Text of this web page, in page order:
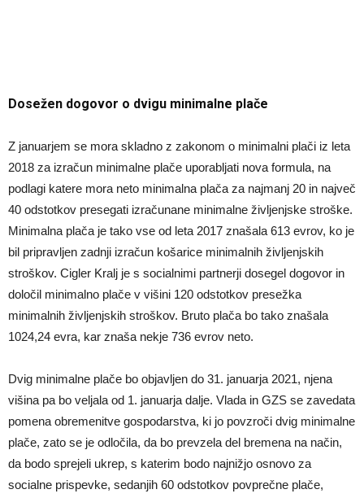
Dosežen dogovor o dvigu minimalne plače
Z januarjem se mora skladno z zakonom o minimalni plači iz leta
2018 za izračun minimalne plače uporabljati nova formula, na
podlagi katere mora neto minimalna plača za najmanj 20 in največ
40 odstotkov presegati izračunane minimalne življenjske stroške.
Minimalna plača je tako vse od leta 2017 znašala 613 evrov, ko je
bil pripravljen zadnji izračun košarice minimalnih življenjskih
stroškov. Cigler Kralj je s socialnimi partnerji dosegel dogovor in
določil minimalno plače v višini 120 odstotkov presežka
minimalnih življenjskih stroškov. Bruto plača bo tako znašala
1024,24 evra, kar znaša nekje 736 evrov neto.
Dvig minimalne plače bo objavljen do 31. januarja 2021, njena
višina pa bo veljala od 1. januarja dalje. Vlada in GZS se zavedata
pomena obremenitve gospodarstva, ki jo povzroči dvig minimalne
plače, zato se je odločila, da bo prevzela del bremena na način,
da bodo sprejeli ukrep, s katerim bodo najnižjo osnovo za
socialne prispevke, sedanjih 60 odstotkov povprečne plače,